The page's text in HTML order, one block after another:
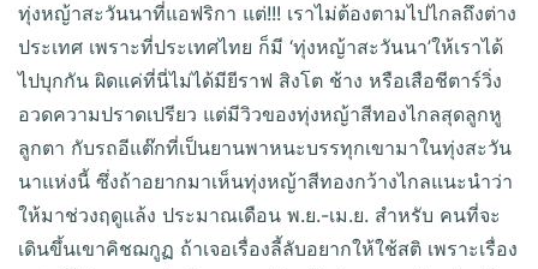
ทุ่งหญ้าสะวันนาที่แอฟริกา แต่!!! เราไม่ต้องตามไปไกลถึงต่าง
ประเทศ เพราะที่ประเทศไทย ก็มี ‘ทุ่งหญ้าสะวันนา’ให้เราได้
ไปบุกกัน ผิดแค่ที่นี่ไม่ได้มียีราฟ สิงโต ช้าง หรือเสือชีตาร์วิ่ง
อวดความปราดเปรียว แต่มีวิวของทุ่งหญ้าสีทองไกลสุดลูกหู
ลูกตา กับรถอีแต๊กที่เป็นยานพาหนะบรรทุกเขามาในทุ่งสะวัน
นาแห่งนี้ ซึ่งถ้าอยากมาเห็นทุ่งหญ้าสีทองกว้างไกลแนะนำว่า
ให้มาช่วงฤดูแล้ง ประมาณเดือน พ.ย.-เม.ย. สำหรับ คนที่จะ
เดินขึ้นเขาคิชฌกูฏ ถ้าเจอเรื่องลี้ลับอยากให้ใช้สติ เพราะเรื่อง